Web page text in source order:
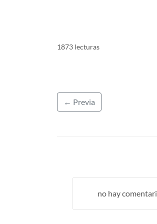
1873 lecturas
← Previa
no hay